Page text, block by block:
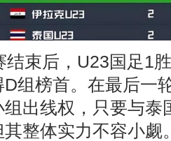
结束后，U23国足1
组榜首。在最后一
出线权，只要与泰
其整体实力不容小